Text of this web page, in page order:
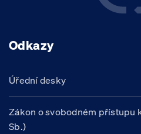
Odkazy
Úřední desky
Zákon o svobodném přístupu
Sb.)